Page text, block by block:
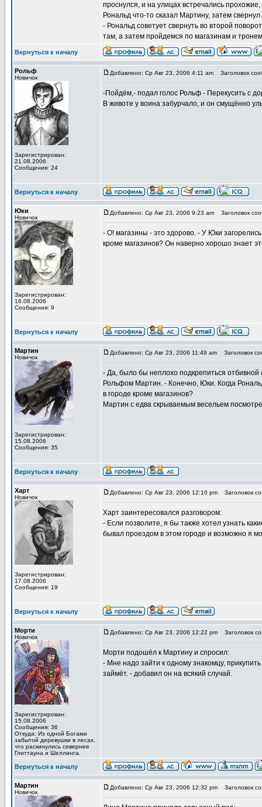
проснулся, и на улицах встречались
Рональд что-то сказал Мартину, затем
- Рональд советует свернуть во второй
там, а затем пройдемся по магазинам и
Вернуться к началу
Рольф
Новичок
Зарегистрирован:
21.08.2006
Сообщения: 24
Добавлено: Ср Авг 23, 2006 4:11 am Заголовок
-Пойдём,- подал голос Рольф - Перекусить с
В животе у воина забурчало, и он смущённо
Вернуться к началу
Юки
Новичок
Зарегистрирован:
16.08.2006
Сообщения: 9
Добавлено: Ср Авг 23, 2006 9:23 am Заголовок
- О! магазины - это здорово. - У Юки
кроме магазинов? Он наверно хорошо знает
Вернуться к началу
Мартин
Новичок
Зарегистрирован:
15.08.2006
Сообщения: 35
Добавлено: Ср Авг 23, 2006 11:49 am Заголовок
- Да, было бы неплохо подкрепиться отбивной
Рольфом Мартин. - Конечно, Юки. Когда
в городе кроме магазинов?
Мартин с едва скрываемым весельем
Вернуться к началу
Харт
Новичок
Зарегистрирован:
17.08.2006
Сообщения: 19
Добавлено: Ср Авг 23, 2006 12:10 pm Заголовок
Харт заинтересовался разговором:
- Если позволите, я бы также хотел узнать
бывал проездом в этом городе и возможно я
Вернуться к началу
Морти
Новичок
Зарегистрирован:
15.08.2006
Сообщения: 36
Откуда: Из одной Богами
забытой деревушки в лесах,
что раскинулись севернее
Глиттауна и Шеллинга.
Добавлено: Ср Авг 23, 2006 12:22 pm Заголовок
Морти подошёл к Мартину и спросил:
- Мне надо зайти к одному знакомцу,
займёт. - добавил он на всякий случай.
Вернуться к началу
Мартин
Новичок
Добавлено: Ср Авг 23, 2006 12:32 pm Заголовок